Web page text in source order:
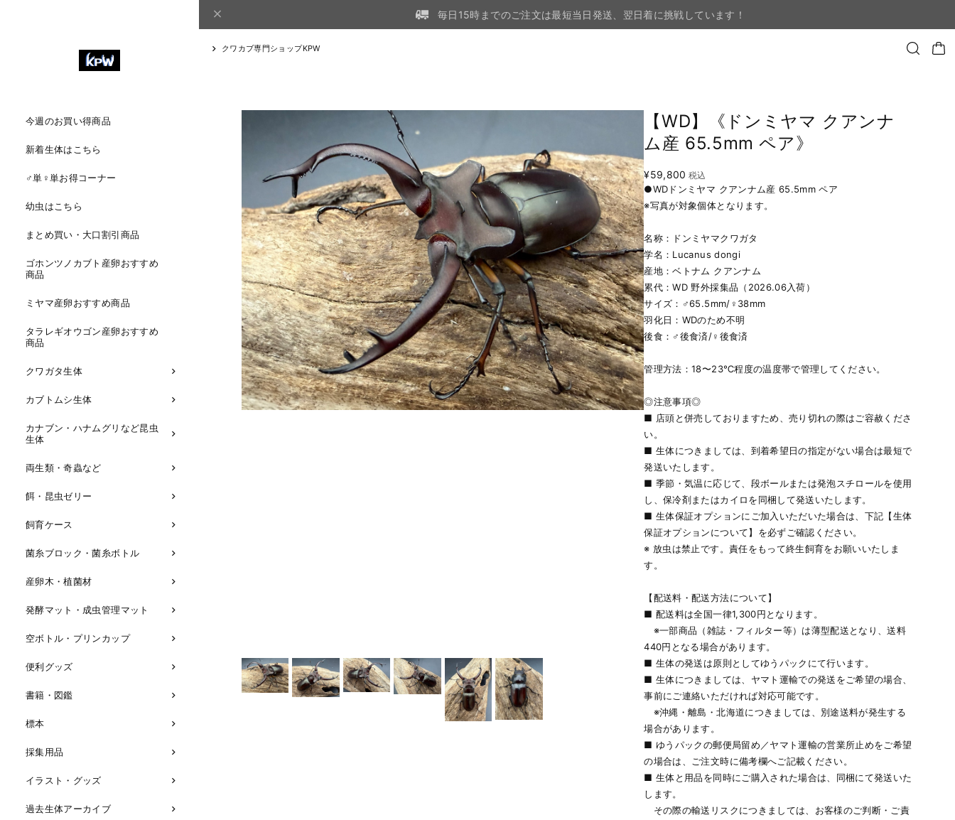
今週のお買い得商品
新着生体はこちら
♂単♀単お得コーナー
幼虫はこちら
まとめ買い・大口割引商品
ゴホンツノカブト産卵おすすめ
商品
ミヤマ産卵おすすめ商品
タラレギオウゴン産卵おすすめ
商品
クワガタ生体
カブトムシ生体
カナブン・ハナムグリなど昆虫
生体
両生類・奇蟲など
餌・昆虫ゼリー
飼育ケース
菌糸ブロック・菌糸ボトル
産卵木・植菌材
発酵マット・成虫管理マット
空ボトル・プリンカップ
便利グッズ
書籍・図鑑
標本
採集用品
イラスト・グッズ
過去生体アーカイブ
毎日15時までのご注文は最短当日発送、翌日着に挑戦しています！
クワカブ専門ショップKPW
【WD】《ドンミヤマ クアンナ
ム産 65.5mm ペア》
¥59,800 税込
●WDドンミヤマ クアンナム産 65.5mm ペア
※写真が対象個体となります。
名称：ドンミヤマクワガタ
学名：Lucanus dongi
産地：ベトナム クアンナム
累代：WD 野外採集品（2026.06入荷）
サイズ：♂65.5mm/♀38mm
羽化日：WDのため不明
後食：♂後食済/♀後食済
管理方法：18〜23℃程度の温度帯で管理してください。
◎注意事項◎
■ 店頭と併売しておりますため、売り切れの際はご容赦くださ
い。
■ 生体につきましては、到着希望日の指定がない場合は最短で
発送いたします。
■ 季節・気温に応じて、段ボールまたは発泡スチロールを使用
し、保冷剤またはカイロを同梱して発送いたします。
■ 生体保証オプションにご加入いただいた場合は、下記【生体
保証オプションについて】を必ずご確認ください。
※ 放虫は禁止です。責任をもって終生飼育をお願いいたしま
す。
【配送料・配送方法について】
■ 配送料は全国一律1,300円となります。
※一部商品（雑誌・フィルター等）は薄型配送となり、送料
440円となる場合があります。
■ 生体の発送は原則としてゆうパックにて行います。
■ 生体につきましては、ヤマト運輸での発送をご希望の場合、
事前にご連絡いただければ対応可能です。
※沖縄・離島・北海道につきましては、別途送料が発生する
場合があります。
■ ゆうパックの郵便局留め／ヤマト運輸の営業所止めをご希望
の場合は、ご注文時に備考欄へご記載ください。
■ 生体と用品を同時にご購入された場合は、同梱にて発送いた
します。
その際の輸送リスクにつきましては、お客様のご判断・ご責